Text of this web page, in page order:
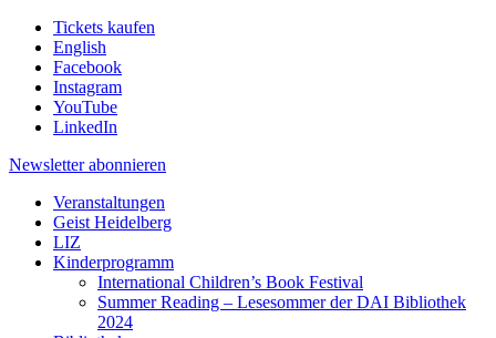
Tickets kaufen
English
Facebook
Instagram
YouTube
LinkedIn
Newsletter abonnieren
Veranstaltungen
Geist Heidelberg
LIZ
Kinderprogramm
International Children’s Book Festival
Summer Reading – Lesesommer der DAI Bibliothek
2024